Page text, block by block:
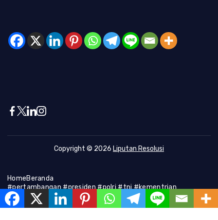
Copyright © 2026 Liputan Resolusi
HomeBeranda
#pertambangan #presiden #polri #tni #kementrian
#presiden #Kapolri #indonesia